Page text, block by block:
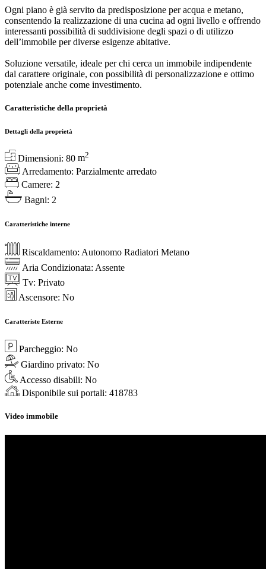
Ogni piano è già servito da predisposizione per acqua e metano,
consentendo la realizzazione di una cucina ad ogni livello e offrendo
interessanti possibilità di suddivisione degli spazi o di utilizzo
dell’immobile per diverse esigenze abitative.
Soluzione versatile, ideale per chi cerca un immobile indipendente
dal carattere originale, con possibilità di personalizzazione e ottimo
potenziale anche come investimento.
Caratteristiche della proprietà
Dettagli della proprietà
Dimensioni:80m2
Arredamento: Parzialmente arredato
Camere: 2
Bagni: 2
Caratteristiche interne
Riscaldamento: Autonomo Radiatori Metano
Aria Condizionata: Assente
Tv:Privato
Ascensore:No
Caratteriste Esterne
Parcheggio: No
Giardino privato:No
Accesso disabili:No
Disponibile sui portali: 418783
Video immobile